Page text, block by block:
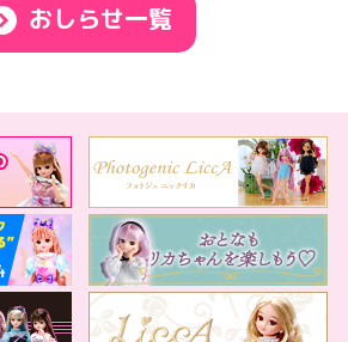
おしらせ一覧